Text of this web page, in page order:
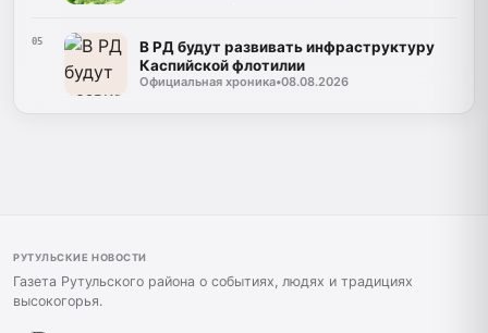
05
В РД будут развивать инфраструктуру
Каспийской флотилии
Официальная хроника•08.08.2026
РУТУЛЬСКИЕ НОВОСТИ
Газета Рутульского района о событиях, людях и традициях
высокогорья.